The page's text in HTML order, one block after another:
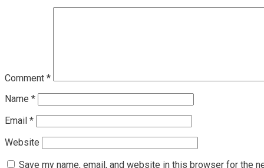
Comment *
Name *
Email *
Website
Save my name, email, and website in this browser for the